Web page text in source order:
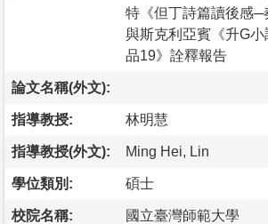
特《但丁詩篇讀後感─
與斯克利亞賓《升G
品19》詮釋報告
論文名稱(外文):
指導教授: 林明慧
指導教授(外文): Ming Hei, Lin
學位類別: 碩士
校院名稱: 國立臺灣師範大學